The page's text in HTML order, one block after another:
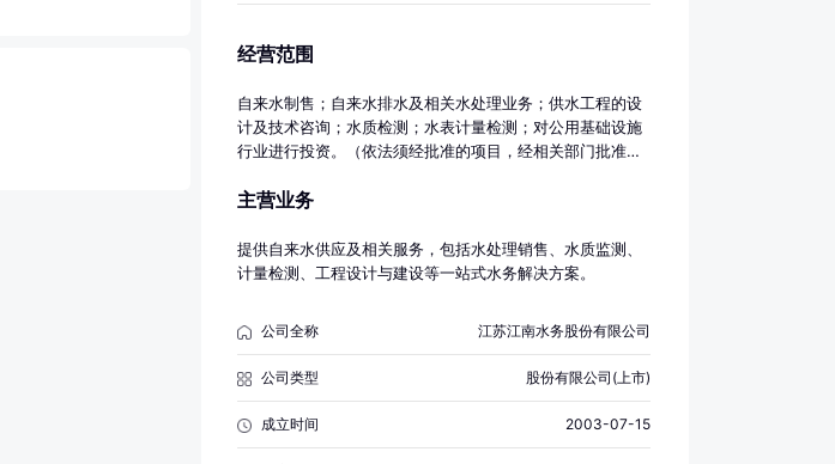
经营范围
自来水制售；自来水排水及相关水处理业务；供水工程的设
计及技术咨询；水质检测；水表计量检测；对公用基础设施
行业进行投资。（依法须经批准的项目，经相关部门批准后
主营业务
提供自来水供应及相关服务，包括水处理销售、水质监测、
计量检测、工程设计与建设等一站式水务解决方案。
公司全称 江苏江南水务股份有限公司
公司类型 股份有限公司(上市)
成立时间 2003-07-15